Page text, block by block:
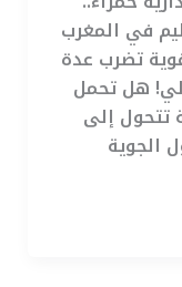
في المغرب
تضرب عدة
هل تحمل
تتحول إلى
الجوية